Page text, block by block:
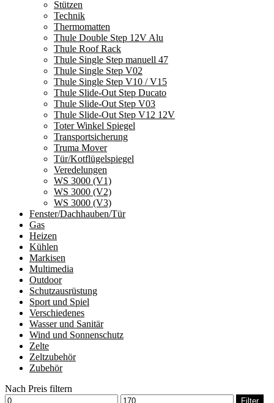
Stützen
Technik
Thermomatten
Thule Double Step 12V Alu
Thule Roof Rack
Thule Single Step manuell 47
Thule Single Step V02
Thule Single Step V10 / V15
Thule Slide-Out Step Ducato
Thule Slide-Out Step V03
Thule Slide-Out Step V12 12V
Toter Winkel Spiegel
Transportsicherung
Truma Mover
Tür/Kotflügelspiegel
Veredelungen
WS 3000 (V1)
WS 3000 (V2)
WS 3000 (V3)
Fenster/Dachhauben/Tür
Gas
Heizen
Kühlen
Markisen
Multimedia
Outdoor
Schutzausrüstung
Sport und Spiel
Verschiedenes
Wasser und Sanitär
Wind und Sonnenschutz
Zelte
Zeltzubehör
Zubehör
Nach Preis filtern
Min.
Max. Filter